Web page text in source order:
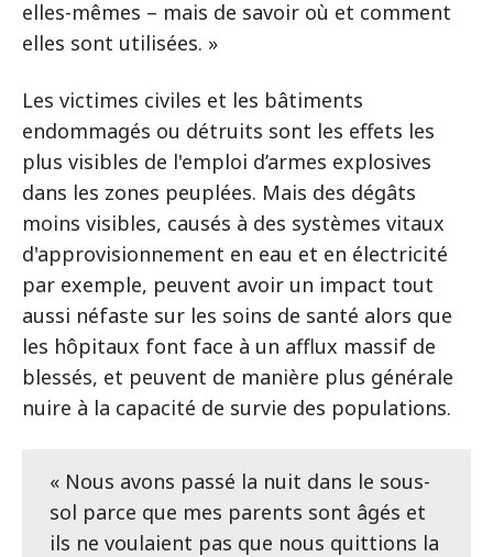
elles-mêmes – mais de savoir où et comment
elles sont utilisées. »
Les victimes civiles et les bâtiments
endommagés ou détruits sont les effets les
plus visibles de l'emploi d’armes explosives
dans les zones peuplées. Mais des dégâts
moins visibles, causés à des systèmes vitaux
d'approvisionnement en eau et en électricité
par exemple, peuvent avoir un impact tout
aussi néfaste sur les soins de santé alors que
les hôpitaux font face à un afflux massif de
blessés, et peuvent de manière plus générale
nuire à la capacité de survie des populations.
« Nous avons passé la nuit dans le sous-
sol parce que mes parents sont âgés et
ils ne voulaient pas que nous quittions la